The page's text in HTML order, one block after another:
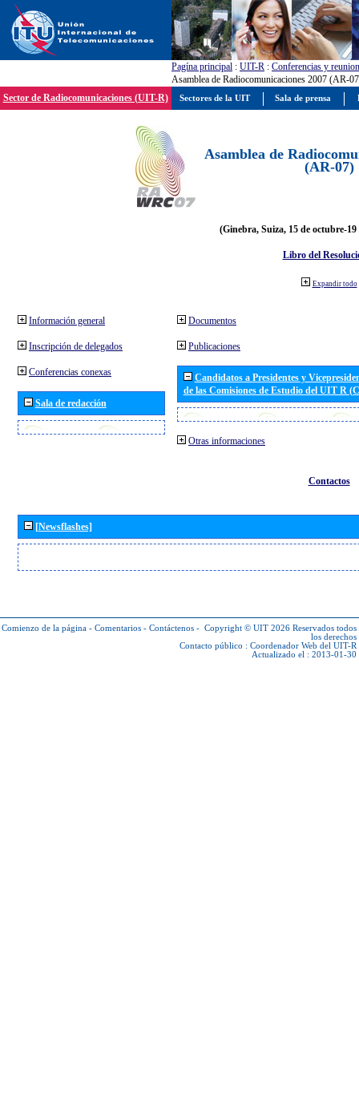
Pagína principal : UIT-R : Conferencias y
Asamblea de Radiocomunicaciones 2007 (AR-
Sector de Radiocomunicaciones (UIT-R)
Asamblea de
(AR-07)
(Ginebra, Suiza, 15 de octubre-19
Libro del
Expandir todo
Información general
Inscripción de delegados
Conferencias conexas
Sala de redacción
Documentos
Publicaciones
Candidatos a Presidentes y
de las Comisiones de Estudio del UIT R
Otras informaciones
Contactos
[Newsflashes]
Comienzo de la página - Comentarios - Contáctenos - Copyright © UIT 2026 Reservados todos
los derechos
Contacto público : Coordenador Web del UIT-R
Actualizado el : 2013-01-30
Sectores de la UIT Sala de prensa